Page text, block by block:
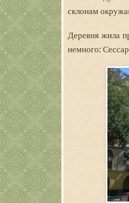
склонам
Деревня жила
немного: